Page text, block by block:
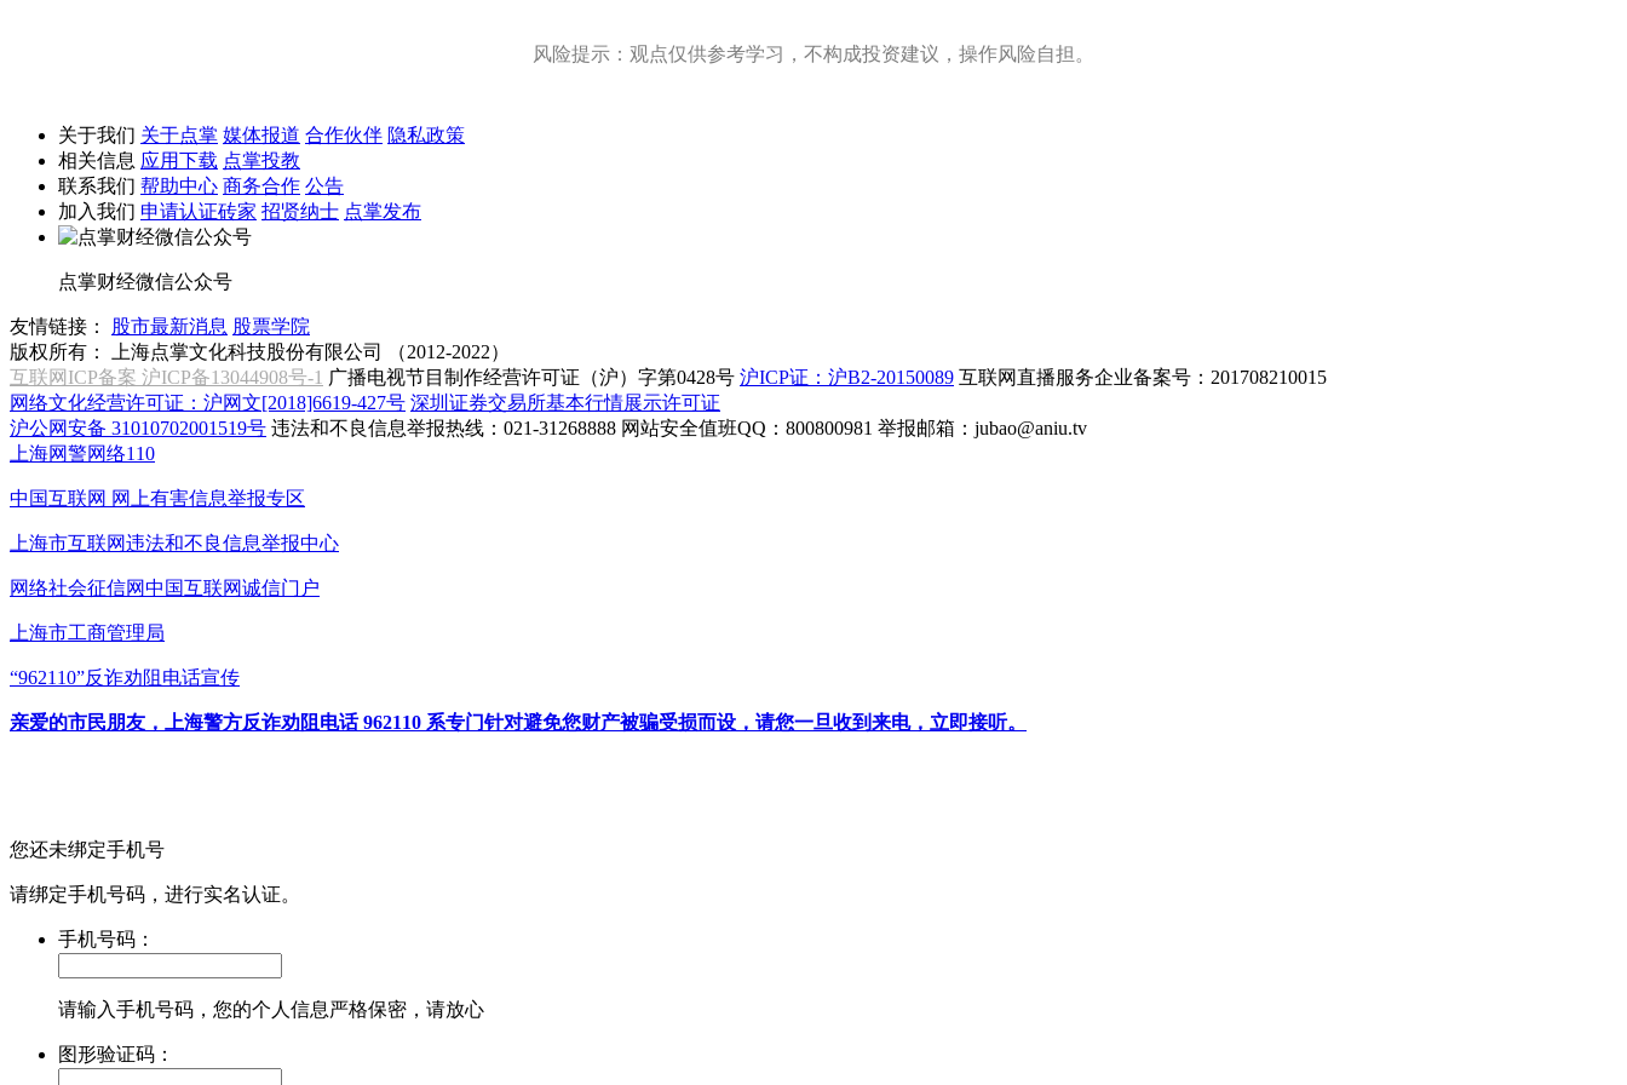
风险提示：观点仅供参考学习，不构成投资建议，操作风险自担。
关于我们 关于点掌 媒体报道 合作伙伴 隐私政策
相关信息 应用下载 点掌投教
联系我们 帮助中心 商务合作 公告
加入我们 申请认证砖家 招贤纳士 点掌发布
点掌财经微信公众号
友情链接： 股市最新消息 股票学院
版权所有：
上海点掌文化科技股份有限公司 （2012-2022）
互联网ICP备案 沪ICP备13044908号-1 广播电视节目制作经营许可证（沪）字第0428号 沪ICP证：沪B2-20150089 互联网直播服务企业备案号：201708210015
网络文化经营许可证：沪网文[2018]6619-427号 深圳证券交易所基本行情展示许可证
沪公网安备 31010702001519号 违法和不良信息举报热线：021-31268888 网站安全值班QQ：800800981 举报邮箱： jubao@aniu.tv
上海网警网络110
中国互联网 网上有害信息举报专区
上海市互联网违法和不良信息举报中心
网络社会征信网中国互联网诚信门户
上海市工商管理局
“962110”反诈劝阻电话宣传
亲爱的市民朋友，上海警方反诈劝阻电话 962110 系专门针对避免您财产被骗受损而设，请您一旦收到来电，立即接听。
您还未绑定手机号
请绑定手机号码，进行实名认证。
手机号码：
请输入手机号码，您的个人信息严格保密，请放心
图形验证码：